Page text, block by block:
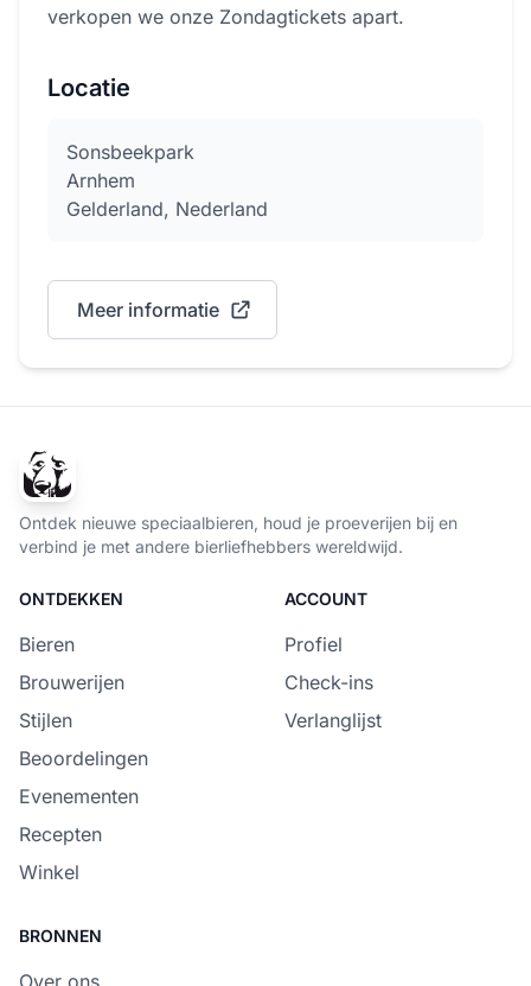
verkopen we onze Zondagtickets apart.
Locatie
Sonsbeekpark
Arnhem
Gelderland, Nederland
Meer informatie
Ontdek nieuwe speciaalbieren, houd je proeverijen bij en
verbind je met andere bierliefhebbers wereldwijd.
ONTDEKKEN
Bieren
Brouwerijen
Stijlen
Beoordelingen
Evenementen
Recepten
Winkel
ACCOUNT
Profiel
Check-ins
Verlanglijst
BRONNEN
Over ons